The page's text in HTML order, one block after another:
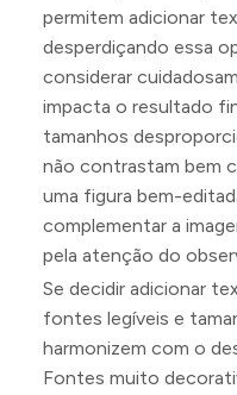
permitem adicionar
desperdiçando essa
considerar
impacta o resultado
tamanhos
não contrastam bem
uma figura bem-
complementar a
pela atenção do
Se decidir adicionar
fontes legíveis e
harmonizem com o
Fontes muito